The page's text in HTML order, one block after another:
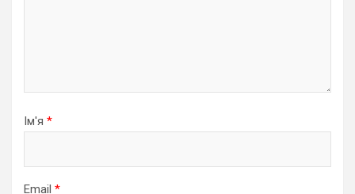
Ім'я *
Email *